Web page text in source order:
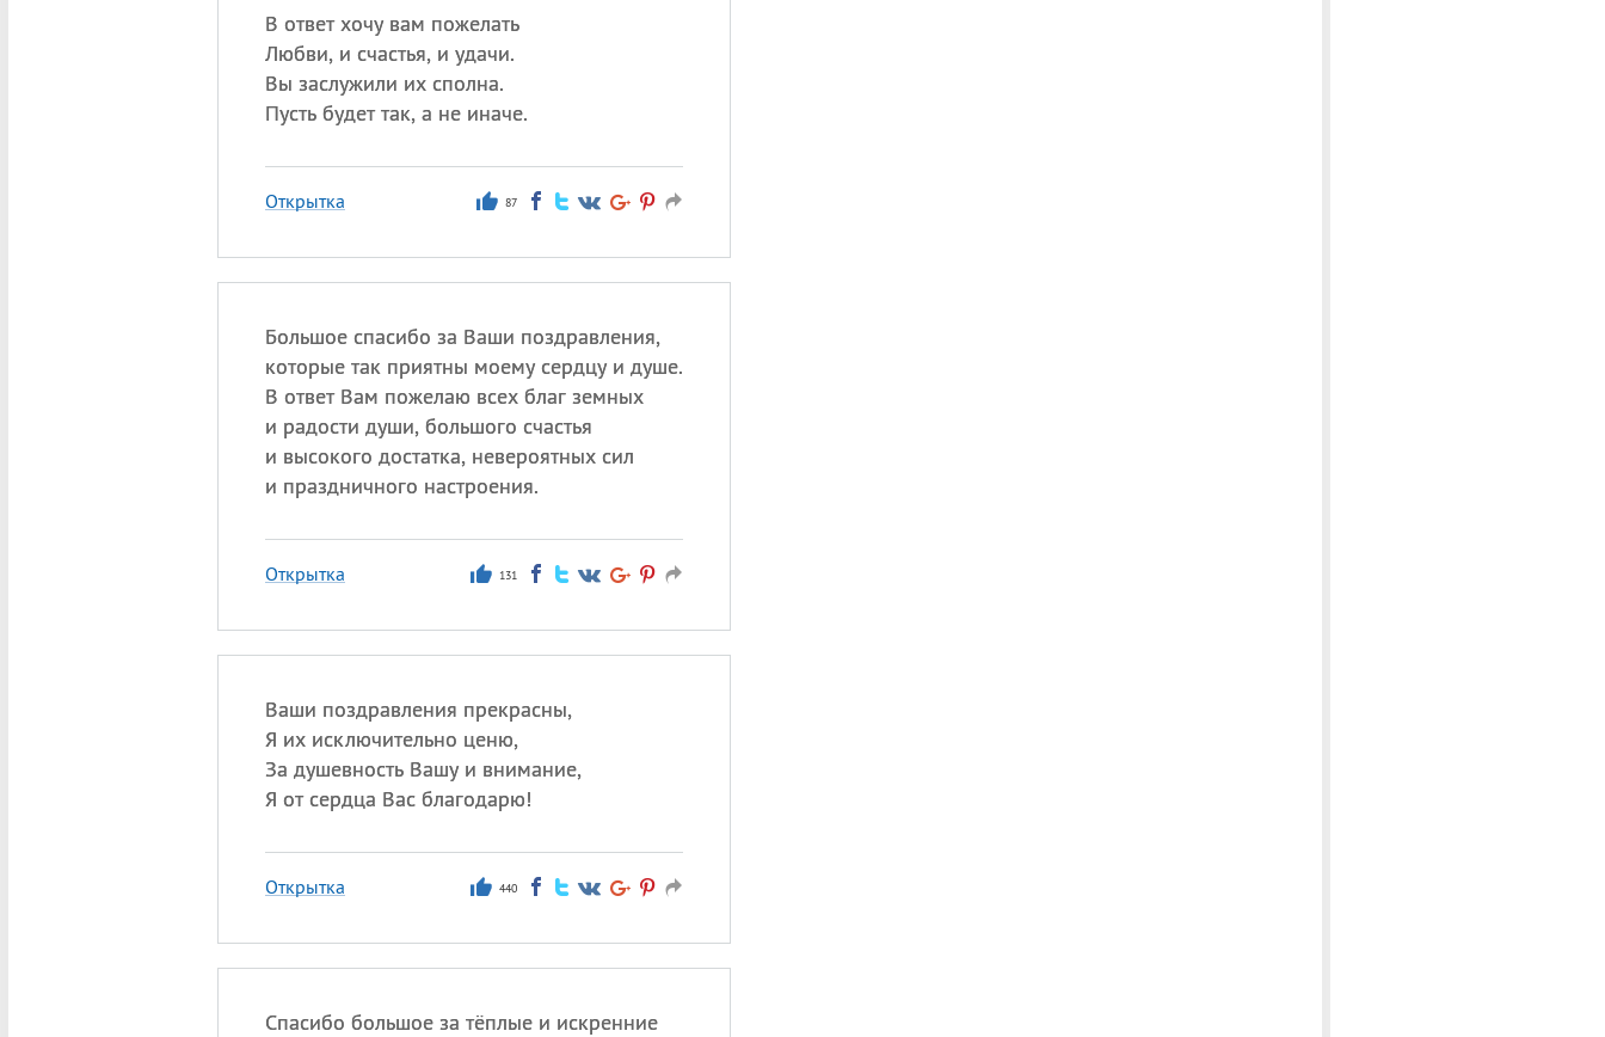
В ответ хочу вам пожелать
Любви, и счастья, и удачи.
Вы заслужили их сполна.
Пусть будет так, а не иначе.
Открытка 87
Большое спасибо за Ваши поздравления,
которые так приятны моему сердцу и душе.
В ответ Вам пожелаю всех благ земных
и радости души, большого счастья
и высокого достатка, невероятных сил
и праздничного настроения.
Открытка 131
Ваши поздравления прекрасны,
Я их исключительно ценю,
За душевность Вашу и внимание,
Я от сердца Вас благодарю!
Открытка 440
Спасибо большое за тёплые и искренние